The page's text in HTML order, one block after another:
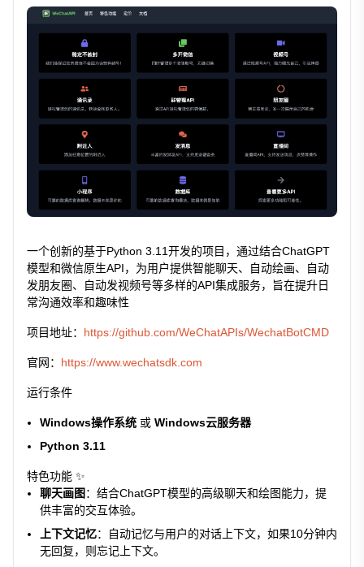
一个创新的基于Python 3.11开发的项目，通过结合ChatGPT
模型和微信原生API，为用户提供智能聊天、自动绘画、自动
发朋友圈、自动发视频号等多样的API集成服务，旨在提升日
常沟通效率和趣味性
项目地址： https://github.com/WeChatAPIs/WechatBotCMD
官网： https://www.wechatsdk.com
运行条件
Windows操作系统 或 Windows云服务器
Python 3.11
特色功能 ✨
聊天画图 ：结合ChatGPT模型的高级聊天和绘图能力，提
供丰富的交互体验。
上下文记忆：自动记忆与用户的对话上下文，如果10分钟内
无回复，则忘记上下文。